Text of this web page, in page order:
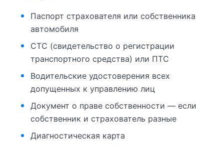
Паспорт страхователя или собственника
автомобиля
СТС (свидетельство о регистрации
транспортного средства) или ПТС
Водительские удостоверения всех
допущенных к управлению лиц
Документ о праве собственности — если
собственник и страхователь разные
Диагностическая карта